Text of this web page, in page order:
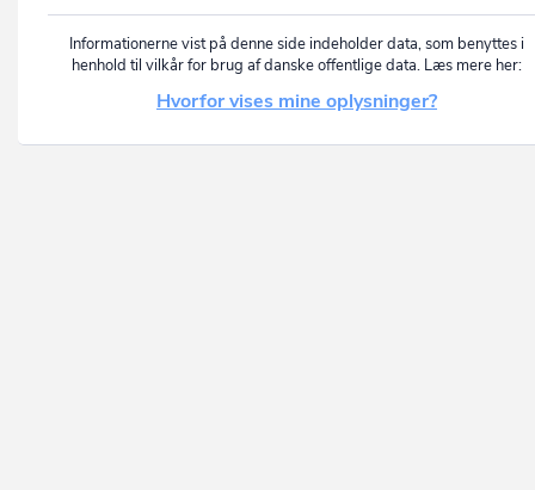
Informationerne vist på denne side indeholder data, som benyttes i
henhold til vilkår for brug af danske offentlige data. Læs mere her:
Hvorfor vises mine oplysninger?